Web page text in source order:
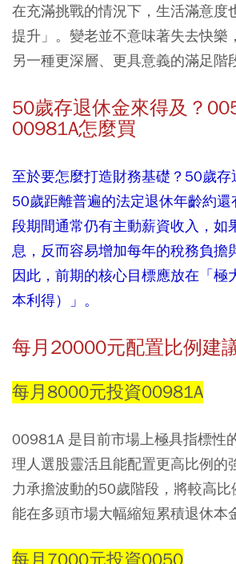
在充滿挑戰的情況下，生活滿意度
提升」。變老並不意味著失去快樂
另一種更深層、更具意義的滿足階
50歲存退休金來得及？
00981A怎麼買
至於要怎麼打造財務基礎？50歲存
50歲距離普遍的法定退休年齡約
段期間通常仍有主動薪資收入，如
息，反而容易增加每年的稅務負擔
因此，前期的核心目標應放在「極
本利得）」。
每月20000元配置比例建
每月8000元投資00981A
00981A 是目前市場上極具指標性
理人選股靈活且能配置更高比例的
力承擔波動的50歲階段，將較高比
能在多頭市場大幅縮短累積退休本